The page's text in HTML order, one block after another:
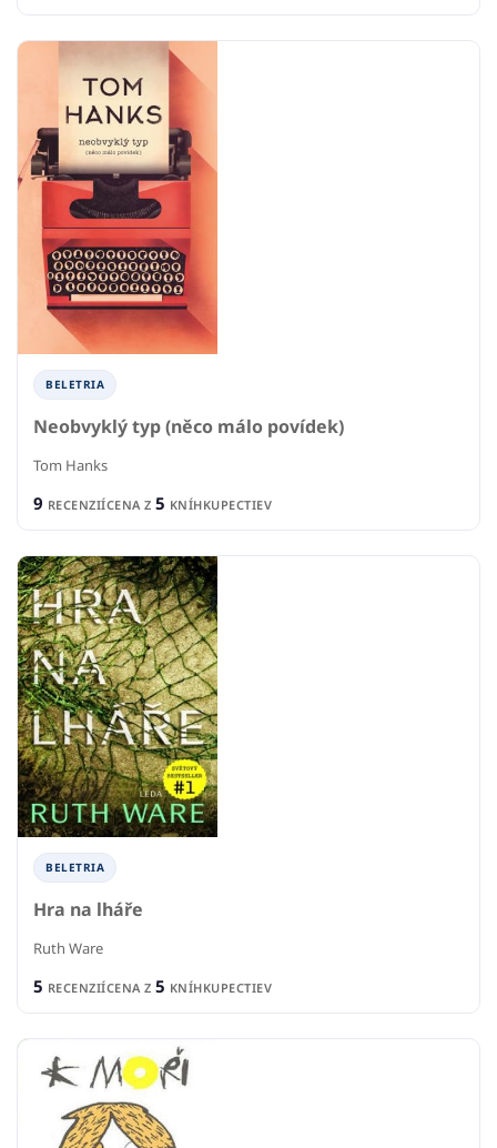
BELETRIA
Neobvyklý typ (něco málo povídek)
Tom Hanks
9 RECENZIÍCENA Z 5 KNÍHKUPECTIEV
BELETRIA
Hra na lháře
Ruth Ware
5 RECENZIÍCENA Z 5 KNÍHKUPECTIEV